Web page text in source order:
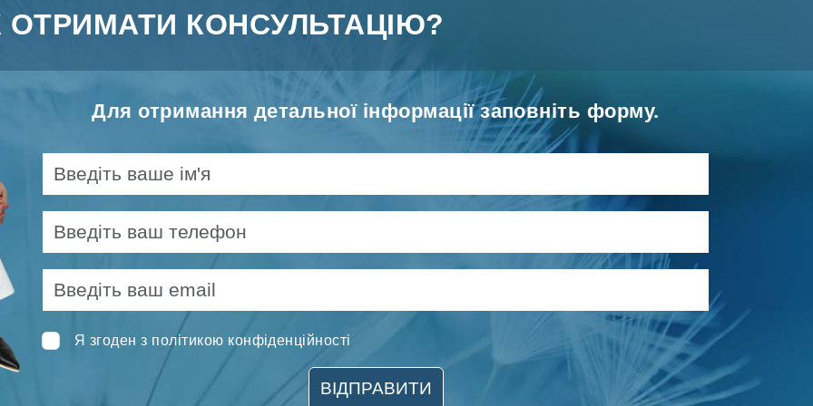
ОТРИМАТИ КОНСУЛЬТАЦІЮ?
Для отримання детальної інформації заповніть форму.
Я згоден з політикою конфіденційності
ВІДПРАВИТИ